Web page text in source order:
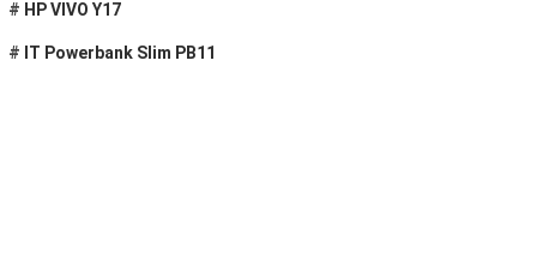
# HP VIVO Y17
# IT Powerbank Slim PB11